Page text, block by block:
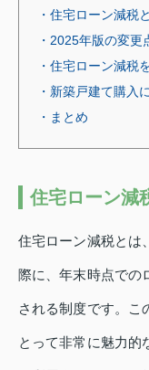
・住宅ローン減税
・2025年版の変更
・住宅ローン減税
・新築戸建て購入
・まとめ
住宅ローン減
住宅ローン減税とは
際に、年末時点での
される制度です。こ
とって非常に魅力的